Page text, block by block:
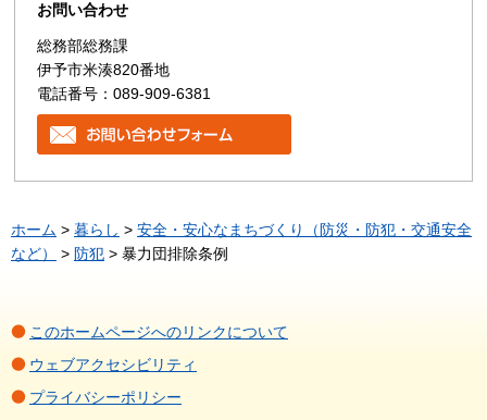
お問い合わせ
総務部総務課
伊予市米湊820番地
電話番号：089-909-6381
ホーム > 暮らし > 安全・安心なまちづくり（防災・防犯・交通安全
など）
> 防犯 > 暴力団排除条例
このホームページへのリンクについて
ウェブアクセシビリティ
プライバシーポリシー